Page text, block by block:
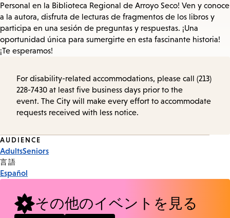
Personal en la Biblioteca Regional de Arroyo Seco! Ven y conoce
a la autora, disfruta de lecturas de fragmentos de los libros y
participa en una sesión de preguntas y respuestas. ¡Una
oportunidad única para sumergirte en esta fascinante historia!
¡Te esperamos!
For disability-related accommodations, please call (213)
228-7430 at least five business days prior to the
event. The City will make every effort to accommodate
requests received with less notice.
Event
Tags
AUDIENCE
AdultsSeniors
言語
Español
その他のイベントを見る